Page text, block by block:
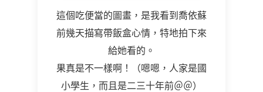
這個吃便當的圖畫，是我看到喬依蘇
前幾天描寫帶飯盒心情，特地拍下來
給她看的。
果真是不一樣啊！（嗯嗯，人家是國
小學生，而且是二三十年前＠＠）